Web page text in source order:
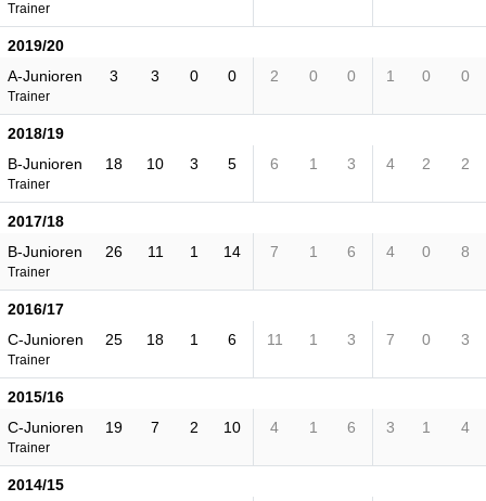
Trainer
2019/20
A-Junioren
Trainer
3 3 0 0 2 0 0 1 0 0
2018/19
B-Junioren
Trainer
18 10 3 5 6 1 3 4 2 2
2017/18
B-Junioren
Trainer
26 11 1 14 7 1 6 4 0 8
2016/17
C-Junioren
Trainer
25 18 1 6 11 1 3 7 0 3
2015/16
C-Junioren
Trainer
19 7 2 10 4 1 6 3 1 4
2014/15